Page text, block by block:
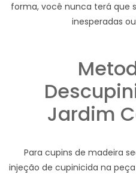
forma, você nunca terá que
inesperadas
Jardim
Para cupins de madeira
injeção de cupinicida na